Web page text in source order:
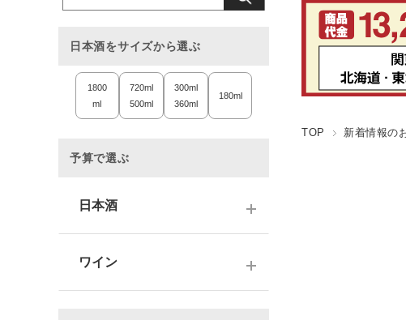
TOP 新着情報の
日本酒をサイズから選ぶ
1800
ml
720ml
500ml
300ml
360ml
180ml
予算で選ぶ
日本酒
ワイン